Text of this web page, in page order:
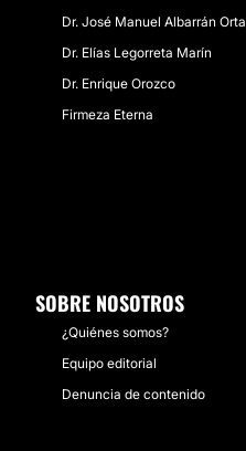
Dr. José Manuel Albarrán Orta
Dr. Elías Legorreta Marín
Dr. Enrique Orozco
Firmeza Eterna
SOBRE NOSOTROS
¿Quiénes somos?
Equipo editorial
Denuncia de contenido